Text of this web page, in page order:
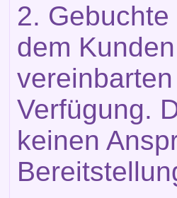
2.
dem
Verfügung.
keinen